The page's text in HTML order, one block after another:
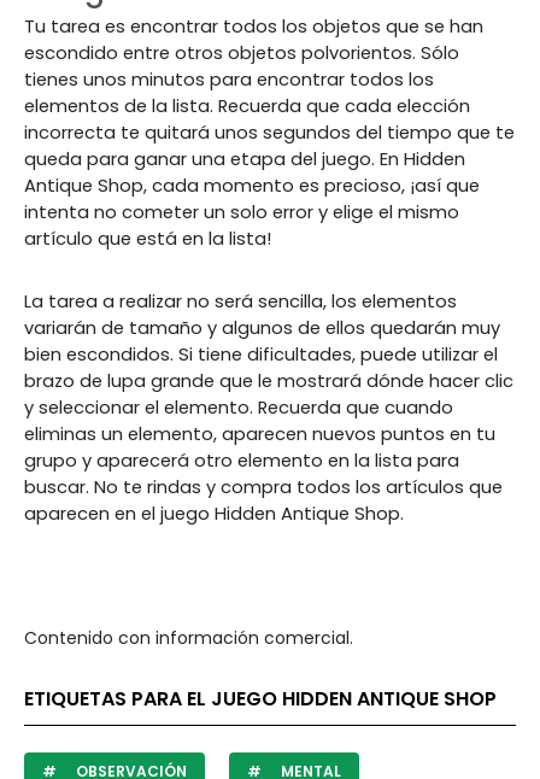
Tu tarea es encontrar todos los objetos que se han
escondido entre otros objetos polvorientos. Sólo
tienes unos minutos para encontrar todos los
elementos de la lista. Recuerda que cada elección
incorrecta te quitará unos segundos del tiempo que te
queda para ganar una etapa del juego. En Hidden
Antique Shop, cada momento es precioso, ¡así que
intenta no cometer un solo error y elige el mismo
artículo que está en la lista!
La tarea a realizar no será sencilla, los elementos
variarán de tamaño y algunos de ellos quedarán muy
bien escondidos. Si tiene dificultades, puede utilizar el
brazo de lupa grande que le mostrará dónde hacer clic
y seleccionar el elemento. Recuerda que cuando
eliminas un elemento, aparecen nuevos puntos en tu
grupo y aparecerá otro elemento en la lista para
buscar. No te rindas y compra todos los artículos que
aparecen en el juego Hidden Antique Shop.
Contenido con información comercial.
ETIQUETAS PARA EL JUEGO HIDDEN ANTIQUE SHOP
OBSERVACIÓN MENTAL